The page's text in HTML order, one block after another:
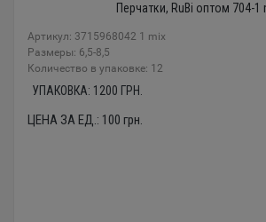
Перчатки, RuBi оптом 704-1
Артикул: 3715968042 1 mix
Размеры: 6,5-8,5
Количество в упаковке: 12
УПАКОВКА: 1200 ГРН.
ЦЕНА ЗА ЕД.: 100 грн.